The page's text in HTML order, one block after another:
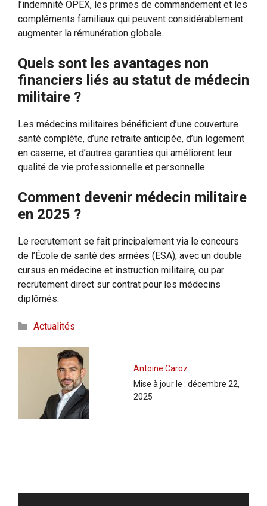
l’indemnité OPEX, les primes de commandement et les
compléments familiaux qui peuvent considérablement
augmenter la rémunération globale.
Quels sont les avantages non
financiers liés au statut de médecin
militaire ?
Les médecins militaires bénéficient d’une couverture
santé complète, d’une retraite anticipée, d’un logement
en caserne, et d’autres garanties qui améliorent leur
qualité de vie professionnelle et personnelle.
Comment devenir médecin militaire
en 2025 ?
Le recrutement se fait principalement via le concours
de l’École de santé des armées (ESA), avec un double
cursus en médecine et instruction militaire, ou par
recrutement direct sur contrat pour les médecins
diplômés.
Catégories
Actualités
Antoine Caroz
Mise à jour le : décembre 22,
2025